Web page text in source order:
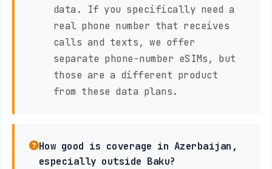
data. If you specifically need a
real phone number that receives
calls and texts, we offer
separate phone-number eSIMs, but
those are a different product
from these data plans.
How good is coverage in Azerbaijan,
especially outside Baku?